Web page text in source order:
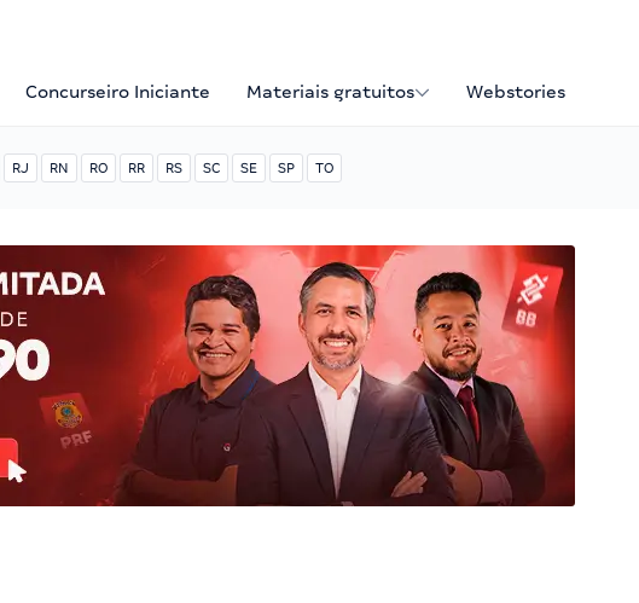
Concurseiro Iniciante Materiais gratuitos Webstories
RJ RN RO RR RS SC SE SP TO